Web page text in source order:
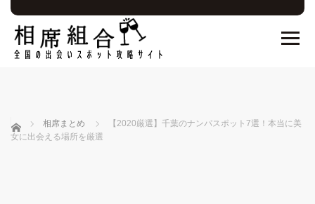
ホーム 相席まとめ
【2020厳選】千葉のナンパスポット7選！本当に美
女に出会える場所を厳選